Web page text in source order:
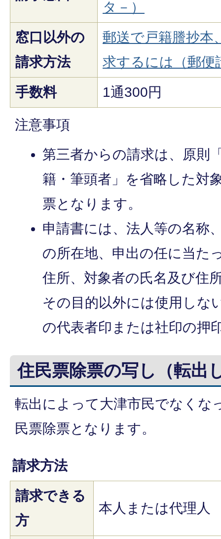
タ－）
窓口以外の
請求方法
郵送で戸籍謄抄本
求するには（郵便
手数料
1通300円
注意事項
第三者からの請求は、原則
籍・筆頭者」を省略した対
票となります。
申請書には、法人等の名称
の所在地、申出の任に当た
住所、対象者の氏名及び住
その目的以外には使用しな
の代表者印または社印の押
住民票除票の写し（転出
転出によって大津市民でなくな
民票除票となります。
請求方法
請求できる
方
本人または代理人